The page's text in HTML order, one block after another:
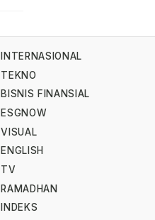
INTERNASIONAL
TEKNO
BISNIS FINANSIAL
ESGNOW
VISUAL
ENGLISH
TV
RAMADHAN
INDEKS